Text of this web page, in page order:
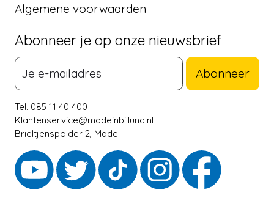
Algemene voorwaarden
Abonneer je op onze nieuwsbrief
Abonneer
Tel. 085 11 40 400
Klantenservice@madeinbillund.nl
Brieltjenspolder 2, Made